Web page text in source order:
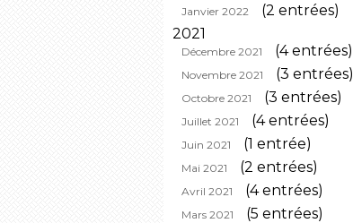
Janvier 2022
(2 entrées)
2021
Décembre 2021 (4 entrées)
Novembre 2021 (3 entrées)
Octobre 2021 (3 entrées)
Juillet 2021 (4 entrées)
Juin 2021 (1 entrée)
Mai 2021 (2 entrées)
Avril 2021 (4 entrées)
Mars 2021 (5 entrées)